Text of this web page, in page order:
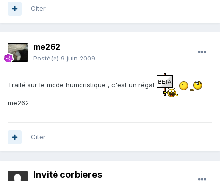
Citer
me262
Posté(e) 9 juin 2009
Traité sur le mode humoristique , c'est un régal
me262
Citer
Invité corbieres